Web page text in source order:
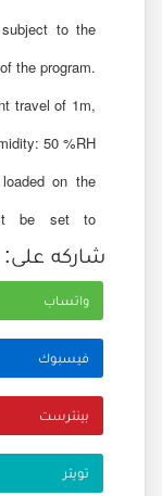
to the
the program.
travel of 1m,
50 %RH
on the
be set to
right and left
excluding
long.
شاركه على:
واتساب
فيسبوك
بينترست
تويتر